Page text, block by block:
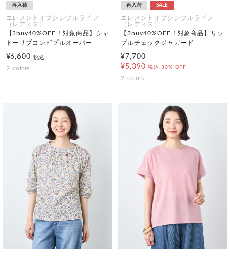
再入荷
エレメントオブシンプルライフ
（レディス）
【3buy40%OFF！対象商品】シャ
ドーリブコンビプルオーバー
¥6,600税込
2 colors
再入荷 SALE
エレメントオブシンプルライフ
（レディス）
【3buy40%OFF！対象商品】リッ
プルチェックジャガード
¥7,700
¥5,390 税込 30% OFF
2 colors